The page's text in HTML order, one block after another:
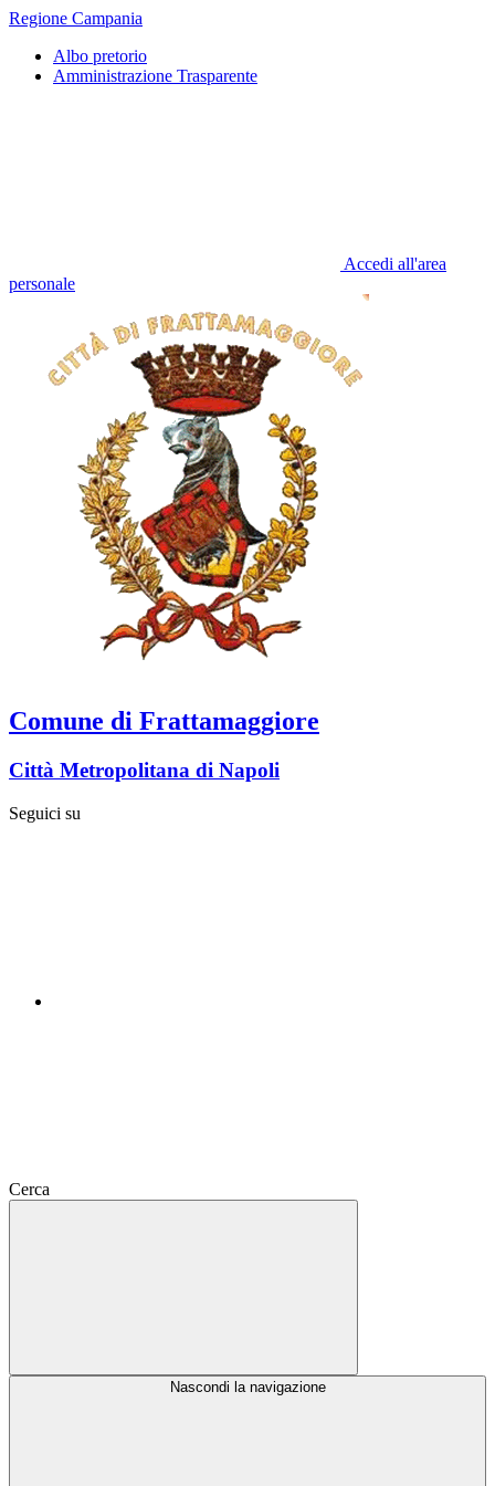
Regione Campania
Albo pretorio
Amministrazione Trasparente
Accedi all'area
personale
Comune di Frattamaggiore
Città Metropolitana di Napoli
Seguici su
Cerca
Nascondi la navigazione